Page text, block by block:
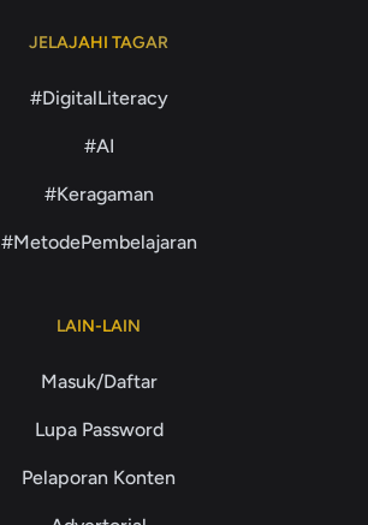
JELAJAHI TAGAR
#DigitalLiteracy
#AI
#Keragaman
#MetodePembelajaran
LAIN-LAIN
Masuk/Daftar
Lupa Password
Pelaporan Konten